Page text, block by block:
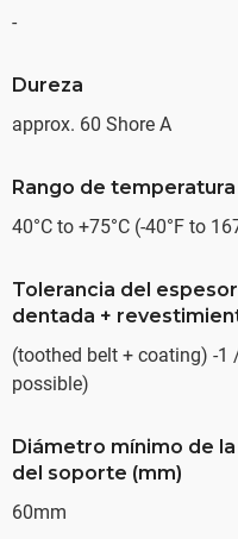
-
Dureza
approx. 60 Shore A
Rango de temperatura
40°C to +75°C (-40°F to
Tolerancia del
dentada +
(toothed belt + coating) -1
possible)
Diámetro mínimo de
del soporte (mm)
60mm